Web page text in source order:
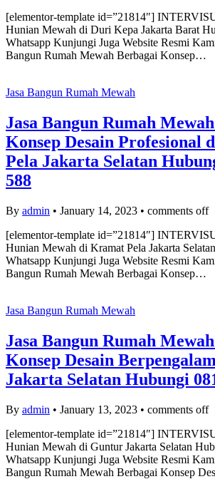
[elementor-template id=”21814″]
Hunian Mewah di Duri Kepa Jakarta Barat
Whatsapp Kunjungi Juga Website Resmi
Bangun Rumah Mewah Berbagai Konsep…
Jasa Bangun Rumah Mewah
Jasa Bangun Rumah
Konsep Desain Profesional
Pela Jakarta Selatan
588
By admin • January 14, 2023 • comments off
[elementor-template id=”21814″]
Hunian Mewah di Kramat Pela Jakarta
Whatsapp Kunjungi Juga Website Resmi
Bangun Rumah Mewah Berbagai Konsep…
Jasa Bangun Rumah Mewah
Jasa Bangun Rumah
Konsep Desain
Jakarta Selatan Hubungi
By admin • January 13, 2023 • comments off
[elementor-template id=”21814″]
Hunian Mewah di Guntur Jakarta Selatan
Whatsapp Kunjungi Juga Website Resmi
Bangun Rumah Mewah Berbagai Konsep